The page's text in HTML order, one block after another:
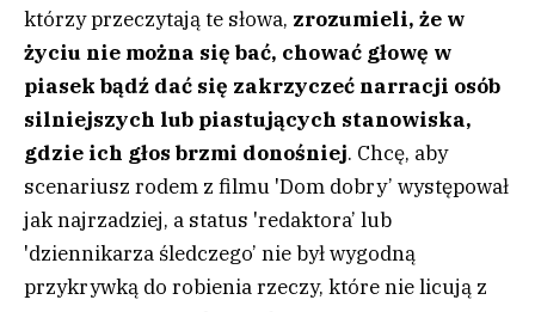
którzy przeczytają te słowa, zrozumieli, że w
życiu nie można się bać, chować głowę w
piasek bądź dać się zakrzyczeć narracji osób
silniejszych lub piastujących stanowiska,
gdzie ich głos brzmi donośniej. Chcę, aby
scenariusz rodem z filmu 'Dom dobry’ występował
jak najrzadziej, a status 'redaktora’ lub
'dziennikarza śledczego’ nie był wygodną
przykrywką do robienia rzeczy, które nie licują z